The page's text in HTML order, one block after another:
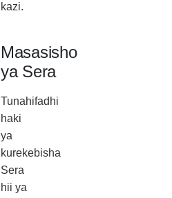
kazi.
Masasisho
ya Sera
Tunahifadhi
haki
ya
kurekebisha
Sera
hii ya